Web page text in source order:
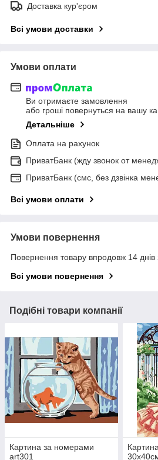
Доставка кур'єром
Всі умови доставки
Умови оплати
Ви отримаєте замовлення
або гроші повернуться на вашу
Детальніше
Оплата на рахунок
ПриватБанк (жду звонок от
ПриватБанк (смс, без дзвінка
Всі умови оплати
Умови повернення
Повернення товару впродовж 14 днів
Всі умови повернення
Подібні товари компанії
Картина за номерами
art301